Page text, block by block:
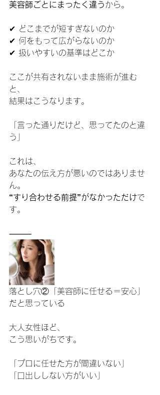
美容師ごとにまったく違うから。
✔ どこまでが短すぎないのか
✔ 何をもって広がらないのか
✔ 扱いやすいの基準はどこか
ここが共有されないまま施術が進む
と、
結果はこうなります。
「言った通りだけど、思ってたのと違
う」
これは、
あなたの伝え方が悪いのではありませ
ん。
“すり合わせる前提”がなかっただけで
す。
⸻
落とし穴②「美容師に任せる＝安心」
だと思っている
大人女性ほど、
こう思いがちです。
「プロに任せた方が間違いない」
「口出ししない方がいい」